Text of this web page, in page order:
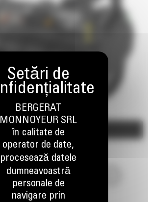
BERGERAT
MONNOYEUR SRL
în calitate de
operator de date,
procesează datele
dumneavoastră
personale de
navigare prin